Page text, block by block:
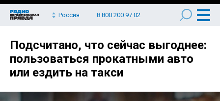
Россия 8 800 200 97 02
Подсчитано, что сейчас выгоднее:
пользоваться прокатными авто
или ездить на такси